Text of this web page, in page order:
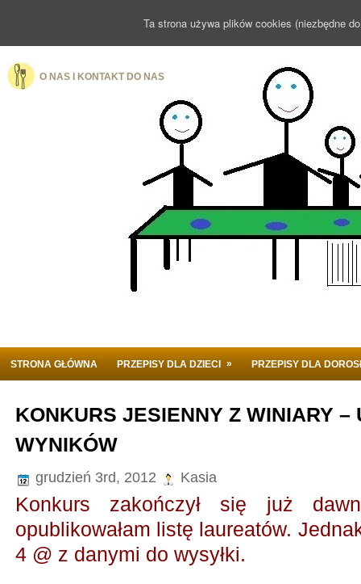
O NAS I KONTAKT DO NAS
STRONA GŁÓWNA PRZEPISY DLA DZIECI » PRZEPISY DLA
KONKURS JESIENNY Z WINIARY –
WYNIKÓW
grudzień 3rd, 2012 Kasia
Konkurs zakończył się już
opublikowałam listę laureatów.
4 @ z danymi do wysyłki.
Ta strona używa plików cookies (niezbędne